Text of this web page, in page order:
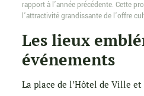
rapport à l’année précédente. Cette
l’attractivité grandissante de l’offre
Les lieux
événements
La place de l’Hôtel de Ville